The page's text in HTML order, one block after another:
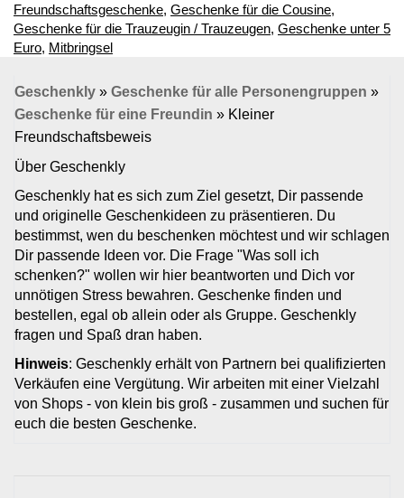
Freundschaftsgeschenke, Geschenke für die Cousine,
Geschenke für die Trauzeugin / Trauzeugen, Geschenke unter 5
Euro, Mitbringsel
Geschenkly » Geschenke für alle Personengruppen »
Geschenke für eine Freundin » Kleiner
Freundschaftsbeweis
Über Geschenkly
Geschenkly hat es sich zum Ziel gesetzt, Dir passende
und originelle Geschenkideen zu präsentieren. Du
bestimmst, wen du beschenken möchtest und wir schlagen
Dir passende Ideen vor. Die Frage "Was soll ich
schenken?" wollen wir hier beantworten und Dich vor
unnötigen Stress bewahren. Geschenke finden und
bestellen, egal ob allein oder als Gruppe. Geschenkly
fragen und Spaß dran haben.
Hinweis: Geschenkly erhält von Partnern bei qualifizierten
Verkäufen eine Vergütung. Wir arbeiten mit einer Vielzahl
von Shops - von klein bis groß - zusammen und suchen für
euch die besten Geschenke.